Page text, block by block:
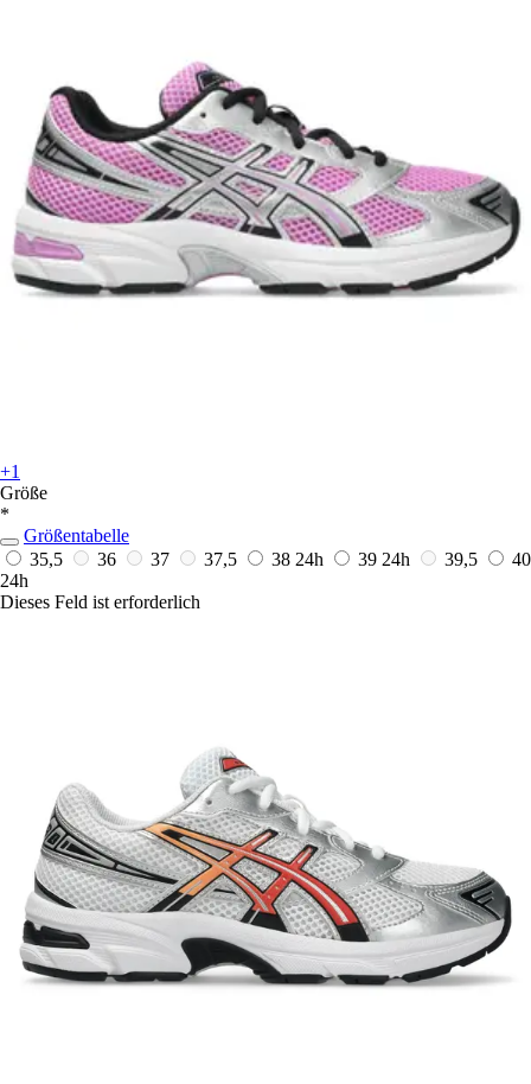
+1
Größe
*
Größentabelle
35,5
36 37 37,5 38 24h 39 24h 39,5
40
24h
Dieses Feld ist erforderlich